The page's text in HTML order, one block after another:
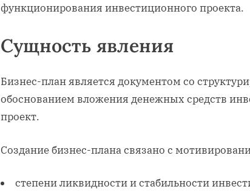
функционирования инвестиционного проекта.
Сущность явления
Бизнес-план является документом со
обоснованием вложения денежных средств
проект.
Создание бизнес-плана связано с
степени ликвидности и стабильности